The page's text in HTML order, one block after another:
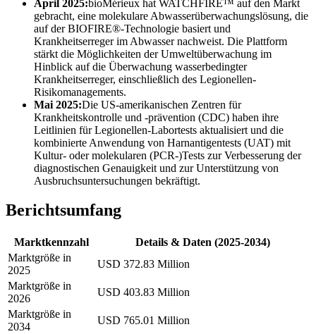
April 2025:bioMérieux hat WATCHFIRE™ auf den Markt
gebracht, eine molekulare Abwasserüberwachungslösung, die
auf der BIOFIRE®-Technologie basiert und
Krankheitserreger im Abwasser nachweist. Die Plattform
stärkt die Möglichkeiten der Umweltüberwachung im
Hinblick auf die Überwachung wasserbedingter
Krankheitserreger, einschließlich des Legionellen-
Risikomanagements.
Mai 2025:Die US-amerikanischen Zentren für
Krankheitskontrolle und -prävention (CDC) haben ihre
Leitlinien für Legionellen-Labortests aktualisiert und die
kombinierte Anwendung von Harnantigentests (UAT) mit
Kultur- oder molekularen (PCR-)Tests zur Verbesserung der
diagnostischen Genauigkeit und zur Unterstützung von
Ausbruchsuntersuchungen bekräftigt.
Berichtsumfang
Marktkennzahl
Details & Daten (2025-2034)
Marktgröße in
2025
USD 372.83 Million
Marktgröße in
2026
USD 403.83 Million
Marktgröße in
2034
USD 765.01 Million